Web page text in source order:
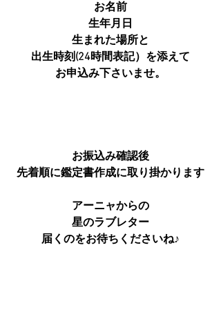
お名前
生年月日
生まれた場所と
出生時刻(24時間表記）を添えて
お申込み下さいませ。
お振込み確認後
先着順に鑑定書作成に取り掛かります
アーニャからの
星のラブレター
届くのをお待ちくださいね♪